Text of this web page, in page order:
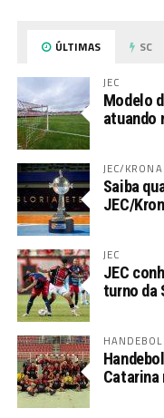
ÚLTIMAS SC
JEC
Modelo
atuando
JEC/
Saiba
JEC/
JEC
JEC
turno da
HANDEBOL
Catarina